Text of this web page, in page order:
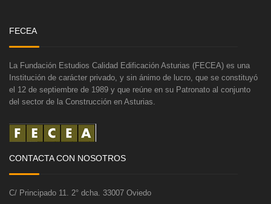
FECEA
La Fundación Estudios Calidad Edificación Asturias (FECEA) es una
Institución de carácter privado, y sin ánimo de lucro, que se constituyó
el 12 de septiembre de 1989 y que reúne en su Patronato al conjunto
del sector de la Construcción en Asturias.
CONTACTA CON NOSOTROS
C/ Principado 11. 2° dcha. 33007 Oviedo